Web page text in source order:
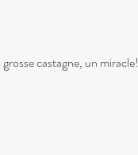
castagne, un miracle!